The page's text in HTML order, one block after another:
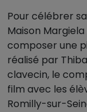
Pour célébrer
Maison
composer une
réalisé par
clavecin, le
film avec les
Romilly-sur-